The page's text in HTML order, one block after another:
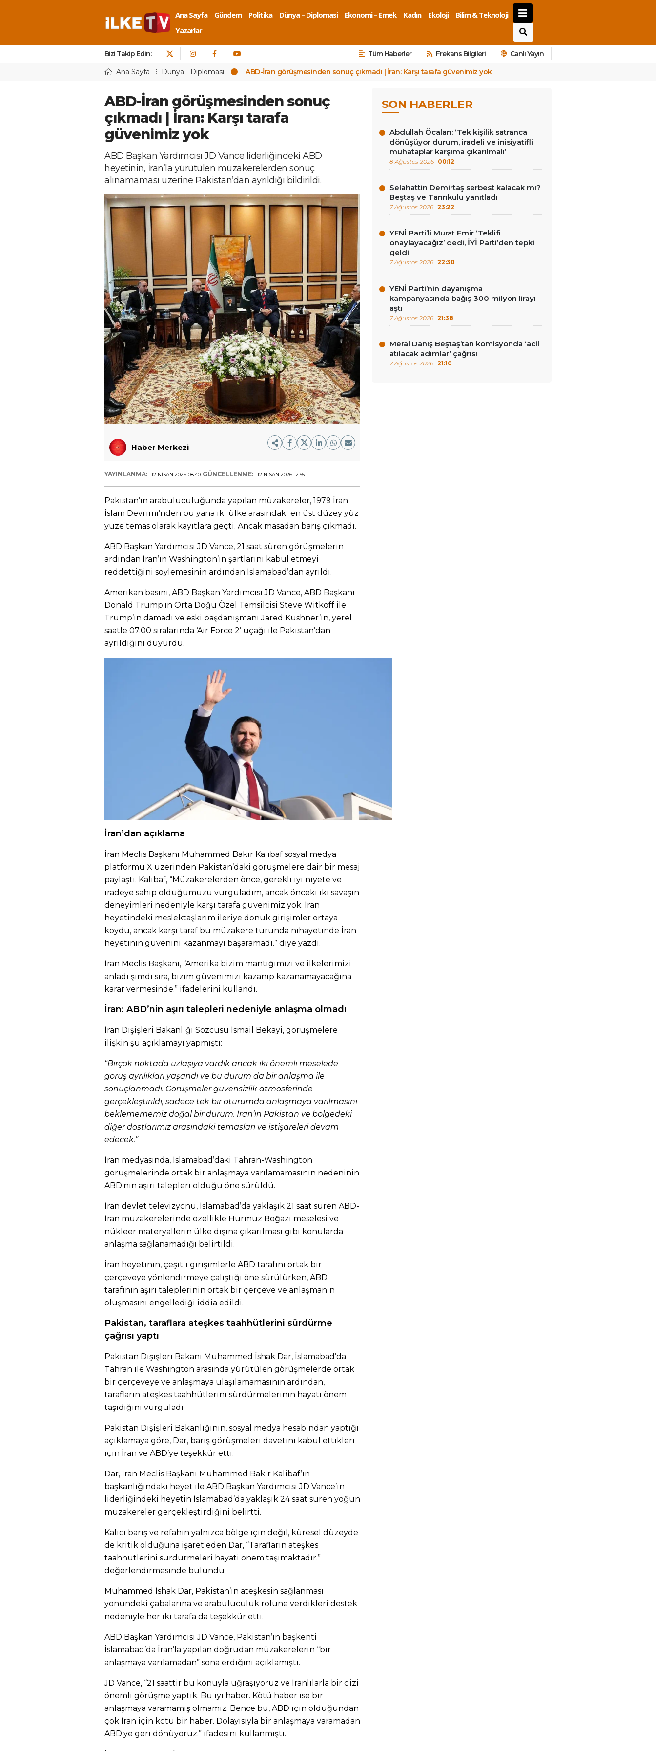
Ana Sayfa Gündem Politika Dünya – Diplomasi Ekonomi – Emek Kadın Ekoloji
Bilim & Teknoloji
Yazarlar
Bizi Takip Edin: Tüm Haberler Frekans Bilgileri Canlı Yayın
Ana Sayfa Dünya - Diplomasi ABD-İran görüşmesinden sonuç çıkmadı | İran: Karşı tarafa güvenimiz yok
ABD-İran görüşmesinden sonuç
çıkmadı | İran: Karşı tarafa
güvenimiz yok
ABD Başkan Yardımcısı JD Vance liderliğindeki ABD
heyetinin, İran’la yürütülen müzakerelerden sonuç
alınamaması üzerine Pakistan’dan ayrıldığı bildirildi.
Haber Merkezi
YAYINLANMA: 12 NISAN 2026 08:40 GÜNCELLENME: 12 NISAN 2026 12:55
Pakistan’ın arabuluculuğunda yapılan müzakereler, 1979 İran
İslam Devrimi’nden bu yana iki ülke arasındaki en üst düzey yüz
yüze temas olarak kayıtlara geçti. Ancak masadan barış çıkmadı.
ABD Başkan Yardımcısı JD Vance, 21 saat süren görüşmelerin
ardından İran’ın Washington’ın şartlarını kabul etmeyi
reddettiğini söylemesinin ardından İslamabad’dan ayrıldı.
Amerikan basını, ABD Başkan Yardımcısı JD Vance, ABD Başkanı
Donald Trump’ın Orta Doğu Özel Temsilcisi Steve Witkoff ile
Trump’ın damadı ve eski başdanışmanı Jared Kushner’ın, yerel
saatle 07.00 sıralarında ‘Air Force 2’ uçağı ile Pakistan’dan
ayrıldığını duyurdu.
İran’dan açıklama
İran Meclis Başkanı Muhammed Bakır Kalibaf sosyal medya
platformu X üzerinden Pakistan’daki görüşmelere dair bir mesaj
paylaştı. Kalibaf, “Müzakerelerden önce, gerekli iyi niyete ve
iradeye sahip olduğumuzu vurguladım, ancak önceki iki savaşın
deneyimleri nedeniyle karşı tarafa güvenimiz yok. İran
heyetindeki meslektaşlarım ileriye dönük girişimler ortaya
koydu, ancak karşı taraf bu müzakere turunda nihayetinde İran
heyetinin güvenini kazanmayı başaramadı.” diye yazdı.
İran Meclis Başkanı, “Amerika bizim mantığımızı ve ilkelerimizi
anladı şimdi sıra, bizim güvenimizi kazanıp kazanamayacağına
karar vermesinde.” ifadelerini kullandı.
İran: ABD’nin aşırı talepleri nedeniyle anlaşma olmadı
İran Dışişleri Bakanlığı Sözcüsü İsmail Bekayi, görüşmelere
ilişkin şu açıklamayı yapmıştı:
“Birçok noktada uzlaşıya vardık ancak iki önemli meselede
görüş ayrılıkları yaşandı ve bu durum da bir anlaşma ile
sonuçlanmadı. Görüşmeler güvensizlik atmosferinde
gerçekleştirildi, sadece tek bir oturumda anlaşmaya varılmasını
beklemememiz doğal bir durum. İran’ın Pakistan ve bölgedeki
diğer dostlarımız arasındaki temasları ve istişareleri devam
edecek.”
İran medyasında, İslamabad’daki Tahran-Washington
görüşmelerinde ortak bir anlaşmaya varılamamasının nedeninin
ABD’nin aşırı talepleri olduğu öne sürüldü.
İran devlet televizyonu, İslamabad’da yaklaşık 21 saat süren ABD-
İran müzakerelerinde özellikle Hürmüz Boğazı meselesi ve
nükleer materyallerin ülke dışına çıkarılması gibi konularda
anlaşma sağlanamadığı belirtildi.
İran heyetinin, çeşitli girişimlerle ABD tarafını ortak bir
çerçeveye yönlendirmeye çalıştığı öne sürülürken, ABD
tarafının aşırı taleplerinin ortak bir çerçeve ve anlaşmanın
oluşmasını engellediği iddia edildi.
Pakistan, taraflara ateşkes taahhütlerini sürdürme
çağrısı yaptı
Pakistan Dışişleri Bakanı Muhammed İshak Dar, İslamabad’da
Tahran ile Washington arasında yürütülen görüşmelerde ortak
bir çerçeveye ve anlaşmaya ulaşılamamasının ardından,
tarafların ateşkes taahhütlerini sürdürmelerinin hayati önem
taşıdığını vurguladı.
Pakistan Dışişleri Bakanlığının, sosyal medya hesabından yaptığı
açıklamaya göre, Dar, barış görüşmeleri davetini kabul ettikleri
için İran ve ABD’ye teşekkür etti.
Dar, İran Meclis Başkanı Muhammed Bakır Kalibaf’ın
başkanlığındaki heyet ile ABD Başkan Yardımcısı JD Vance’in
liderliğindeki heyetin İslamabad’da yaklaşık 24 saat süren yoğun
müzakereler gerçekleştirdiğini belirtti.
Kalıcı barış ve refahın yalnızca bölge için değil, küresel düzeyde
de kritik olduğuna işaret eden Dar, “Tarafların ateşkes
taahhütlerini sürdürmeleri hayati önem taşımaktadır.”
değerlendirmesinde bulundu.
Muhammed İshak Dar, Pakistan’ın ateşkesin sağlanması
yönündeki çabalarına ve arabuluculuk rolüne verdikleri destek
nedeniyle her iki tarafa da teşekkür etti.
ABD Başkan Yardımcısı JD Vance, Pakistan’ın başkenti
İslamabad’da İran’la yapılan doğrudan müzakerelerin “bir
anlaşmaya varılamadan” sona erdiğini açıklamıştı.
JD Vance, “21 saattir bu konuyla uğraşıyoruz ve İranlılarla bir dizi
önemli görüşme yaptık. Bu iyi haber. Kötü haber ise bir
anlaşmaya varamamış olmamız. Bence bu, ABD için olduğundan
çok İran için kötü bir haber. Dolayısıyla bir anlaşmaya varamadan
ABD’ye geri dönüyoruz.” ifadesini kullanmıştı.
SON HABERLER
Abdullah Öcalan: ‘Tek kişilik satranca
dönüşüyor durum, iradeli ve inisiyatifli
muhataplar karşıma çıkarılmalı’
8 Ağustos 2026 00:12
Selahattin Demirtaş serbest kalacak mı?
Beştaş ve Tanrıkulu yanıtladı
7 Ağustos 2026 23:22
YENİ Parti’li Murat Emir ‘Teklifi
onaylayacağız’ dedi, İYİ Parti’den tepki
geldi
7 Ağustos 2026 22:30
YENİ Parti’nin dayanışma
kampanyasında bağış 300 milyon lirayı
aştı
7 Ağustos 2026 21:38
Meral Danış Beştaş’tan komisyonda ‘acil
atılacak adımlar’ çağrısı
7 Ağustos 2026 21:10